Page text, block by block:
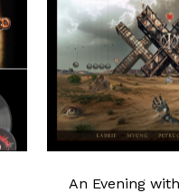
An Evening